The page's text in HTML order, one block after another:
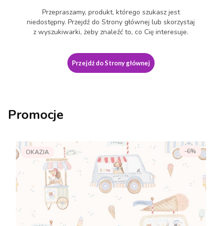
Przepraszamy, produkt, którego szukasz jest
niedostępny. Przejdź do Strony głównej lub skorzystaj
z wyszukiwarki, żeby znaleźć to, co Cię interesuje.
Przejdź do Strony głównej
Promocje
OKAZJA -6%